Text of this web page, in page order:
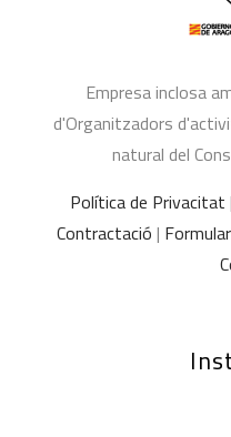
Empresa inclosa
d'Organitzadors
natural del
Política de Privacitat |
Contractació |